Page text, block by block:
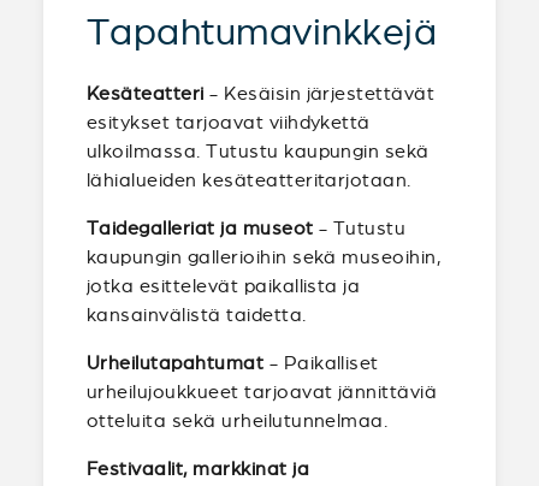
Tapahtumavinkkejä
Kesäteatteri - Kesäisin järjestettävät
esitykset tarjoavat viihdykettä
ulkoilmassa. Tutustu kaupungin sekä
lähialueiden kesäteatteritarjotaan.
Taidegalleriat ja museot - Tutustu
kaupungin gallerioihin sekä museoihin,
jotka esittelevät paikallista ja
kansainvälistä taidetta.
Urheilutapahtumat - Paikalliset
urheilujoukkueet tarjoavat jännittäviä
otteluita sekä urheilutunnelmaa.
Festivaalit, markkinat ja